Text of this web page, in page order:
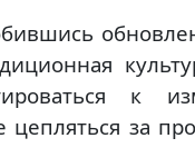
к
цепляться за